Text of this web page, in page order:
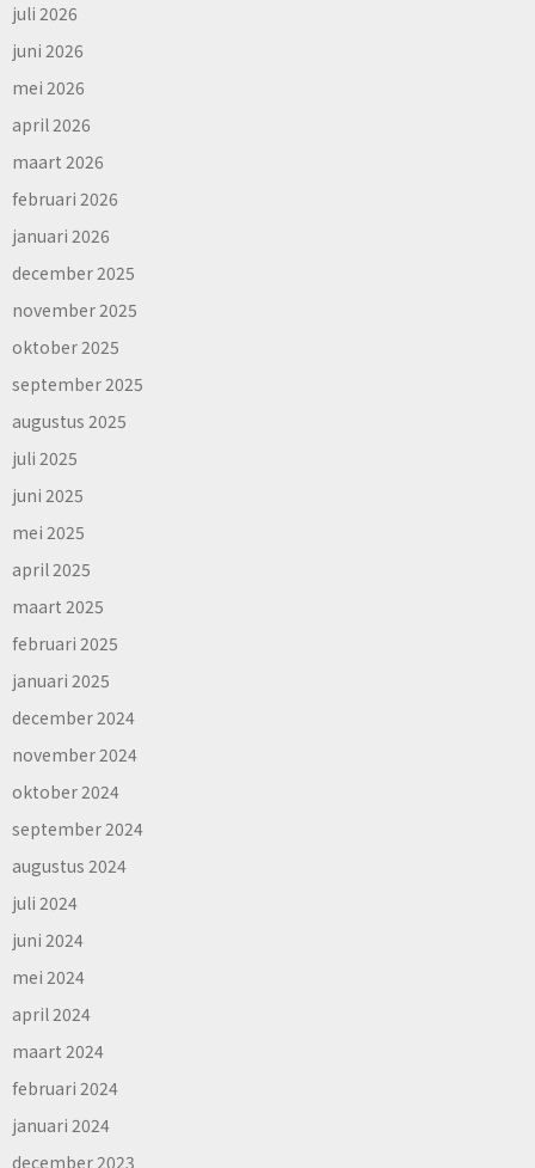
juli 2026
juni 2026
mei 2026
april 2026
maart 2026
februari 2026
januari 2026
december 2025
november 2025
oktober 2025
september 2025
augustus 2025
juli 2025
juni 2025
mei 2025
april 2025
maart 2025
februari 2025
januari 2025
december 2024
november 2024
oktober 2024
september 2024
augustus 2024
juli 2024
juni 2024
mei 2024
april 2024
maart 2024
februari 2024
januari 2024
december 2023